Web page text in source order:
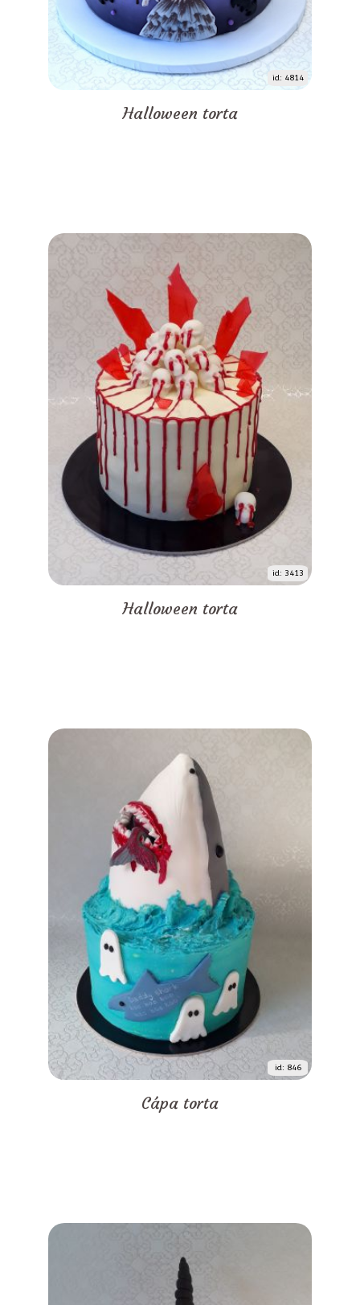
id: 4814
Halloween torta
id: 3413
Halloween torta
id: 846
Cápa torta